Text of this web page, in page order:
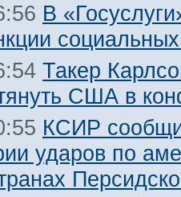
В
Такер
США в
КСИР
ударов по